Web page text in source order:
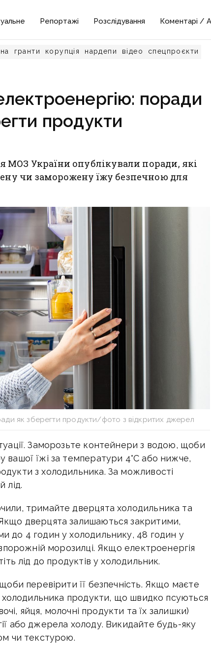
Репортажі Розслідування Коментарі /
гранти корупція нардепи відео спецпроєкти
поради
продукти
МОЗ України опублікували поради, які
чи заморожену їжу безпечною для
як зберегти продукти/фото з відкритих джерел
Заморозьте контейнери з водою, щоби
вашої їжі за температури 4°С або нижче,
з холодильника. За можливості
лід.
тримайте дверцята холодильника та
дверцята залишаються закритими,
до 4 годин у холодильнику, 48 годин у
морозилці. Якщо електроенергія
лід до продуктів у холодильник.
перевірити її безпечність. Якщо маєте
холодильника продукти, що швидко псуються
яйця, молочні продукти та їх залишки)
або джерела холоду. Викидайте будь-яку
чи текстурою.